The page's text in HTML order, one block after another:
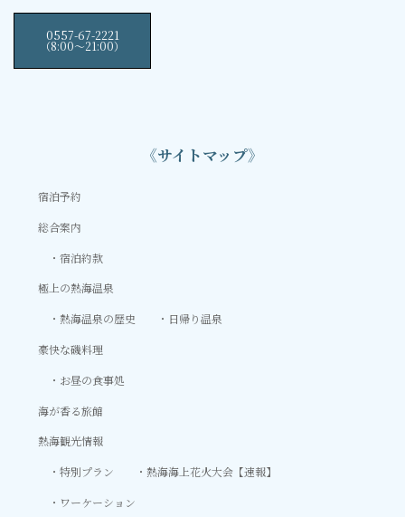
0557-67-2221
（8:00〜21:00）
《サイトマップ》
宿泊予約
総合案内
宿泊約款
極上の熱海温泉
熱海温泉の歴史
日帰り温泉
豪快な磯料理
お昼の食事処
海が香る旅館
熱海観光情報
特別プラン
熱海海上花火大会【速報】
ワーケーション